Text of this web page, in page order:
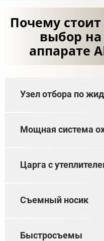
Почему
выбор
аппарате
Узел отбора по
Мощная система
Царга с
Съемный носик
Быстросъемы